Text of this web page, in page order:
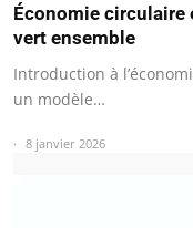
Économie
vert ensemble
Introduction à
un modèle…
8 janvier 2026